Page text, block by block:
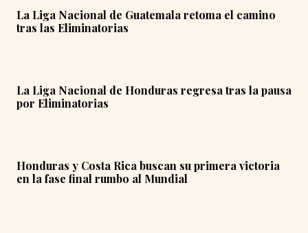
La Liga Nacional de Guatemala retoma el camino
tras las Eliminatorias
La Liga Nacional de Honduras regresa tras la pausa
por Eliminatorias
Honduras y Costa Rica buscan su primera victoria
en la fase final rumbo al Mundial